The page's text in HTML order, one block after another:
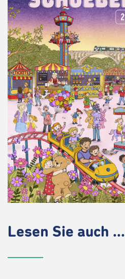
Lesen Sie auch ...